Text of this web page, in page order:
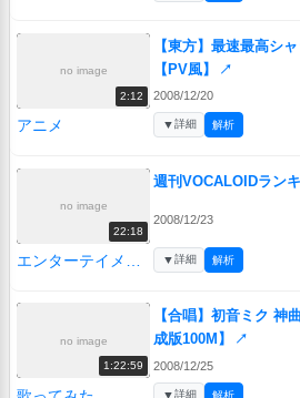
no image
2:12
【東方】最速最高シ
【PV風】
↗
2008/12/20
アニメ ▼詳細 解析
no image
22:18
週刊VOCALOIDラン
2008/12/23
▼詳細 解析
no image
1:22:59
【合唱】初音ミク 神
成版100M】
↗
2008/12/25
▼詳細 解析